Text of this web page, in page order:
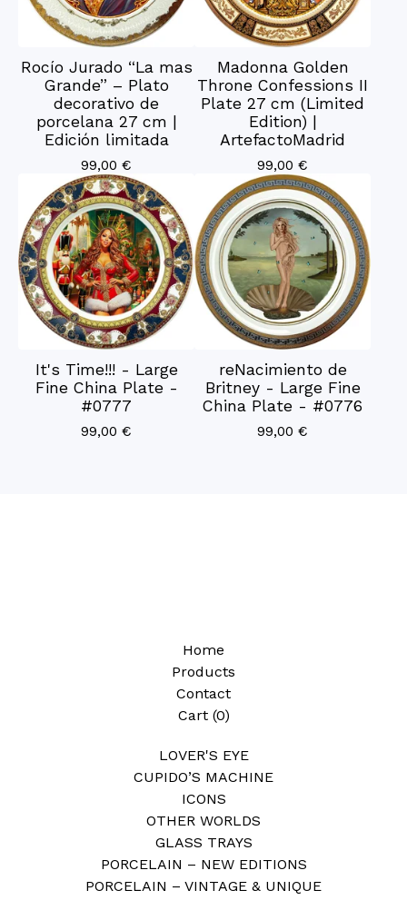
Rocío Jurado “La mas
Grande” – Plato
decorativo de
porcelana 27 cm |
Edición limitada
99,00 €
Madonna Golden
Throne Confessions II
Plate 27 cm (Limited
Edition) |
ArtefactoMadrid
99,00 €
It's Time!!! - Large
Fine China Plate -
#0777
99,00 €
reNacimiento de
Britney - Large Fine
China Plate - #0776
99,00 €
Home
Products
Contact
Cart (0)
LOVER'S EYE
CUPIDO’S MACHINE
ICONS
OTHER WORLDS
GLASS TRAYS
PORCELAIN – NEW EDITIONS
PORCELAIN – VINTAGE & UNIQUE